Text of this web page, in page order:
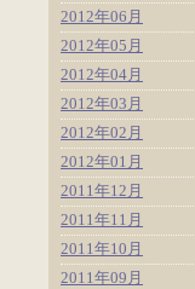
2012年06月
2012年05月
2012年04月
2012年03月
2012年02月
2012年01月
2011年12月
2011年11月
2011年10月
2011年09月